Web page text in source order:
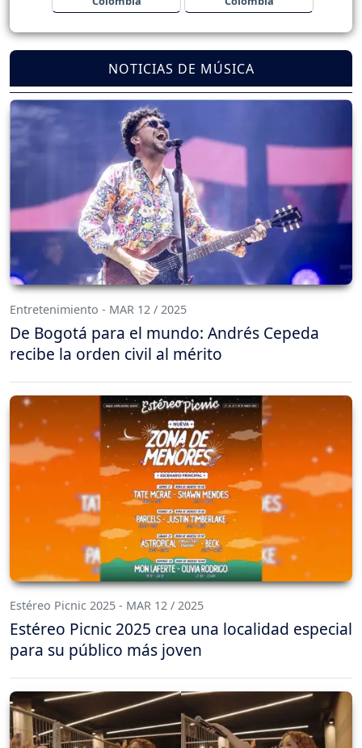
NOTICIAS DE MÚSICA
Entretenimiento - MAR 12 / 2025
De Bogotá para el mundo: Andrés Cepeda
recibe la orden civil al mérito
Estéreo Picnic 2025 - MAR 12 / 2025
Estéreo Picnic 2025 crea una localidad especial
para su público más joven